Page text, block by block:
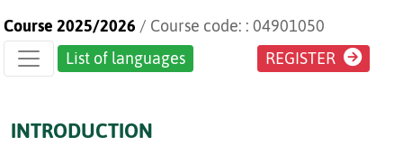
Course 2025/2026 / Course code: : 04901050
List of languages
REGISTER
INTRODUCTION